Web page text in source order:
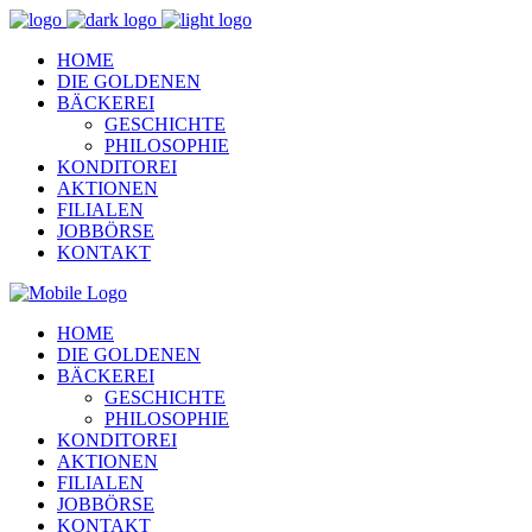
HOME
DIE GOLDENEN
BÄCKEREI
GESCHICHTE
PHILOSOPHIE
KONDITOREI
AKTIONEN
FILIALEN
JOBBÖRSE
KONTAKT
HOME
DIE GOLDENEN
BÄCKEREI
GESCHICHTE
PHILOSOPHIE
KONDITOREI
AKTIONEN
FILIALEN
JOBBÖRSE
KONTAKT